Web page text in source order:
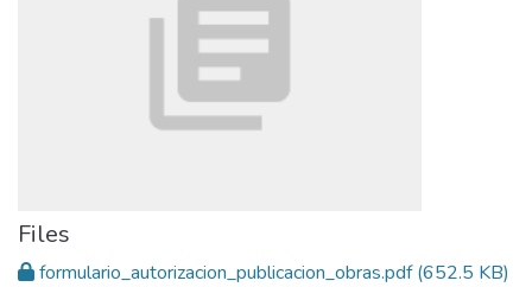
Files
formulario_autorizacion_publicacion_obras.pdf(652.5 KB)